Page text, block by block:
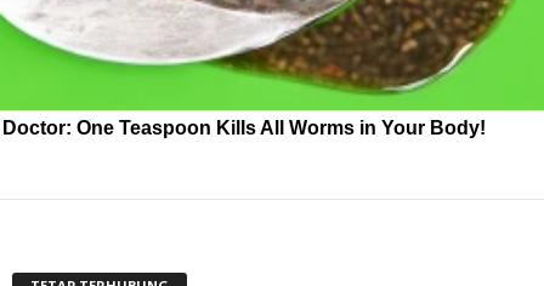
Doctor: One Teaspoon Kills All Worms in Your Body!